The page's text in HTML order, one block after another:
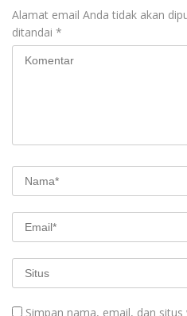
Alamat email Anda tidak akan
ditandai *
Simpan nama, email, dan